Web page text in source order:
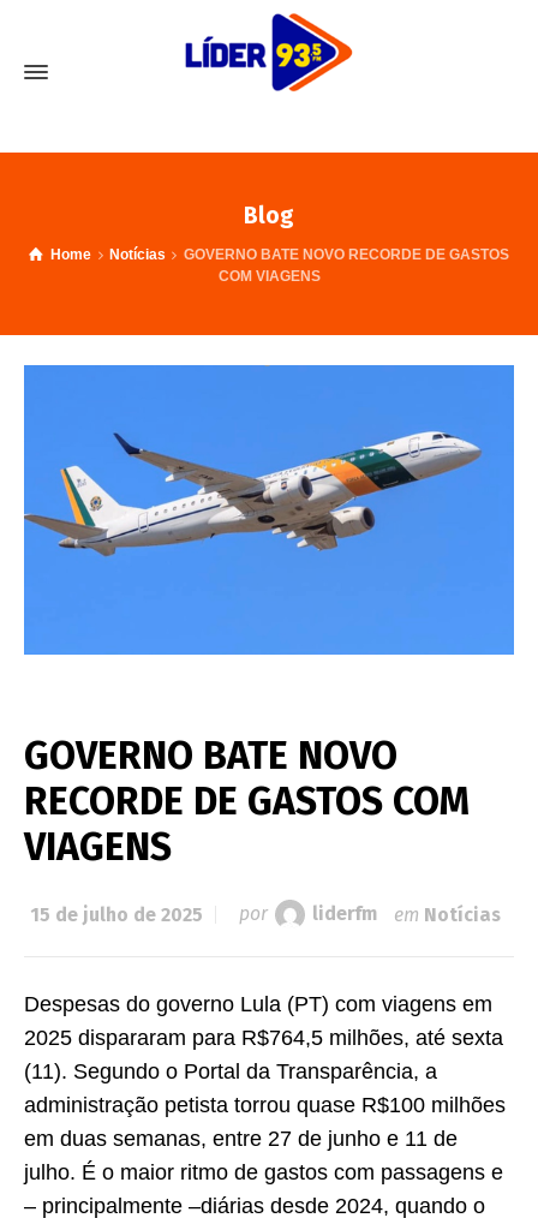
Blog
Home Notícias
GOVERNO BATE NOVO RECORDE DE GASTOS
COM VIAGENS
GOVERNO BATE NOVO
RECORDE DE GASTOS COM
VIAGENS
15 de julho de 2025 por liderfm em Notícias
Despesas do governo Lula (PT) com viagens em
2025 dispararam para R$764,5 milhões, até sexta
(11). Segundo o Portal da Transparência, a
administração petista torrou quase R$100 milhões
em duas semanas, entre 27 de junho e 11 de
julho. É o maior ritmo de gastos com passagens e
– principalmente –diárias desde 2024, quando o